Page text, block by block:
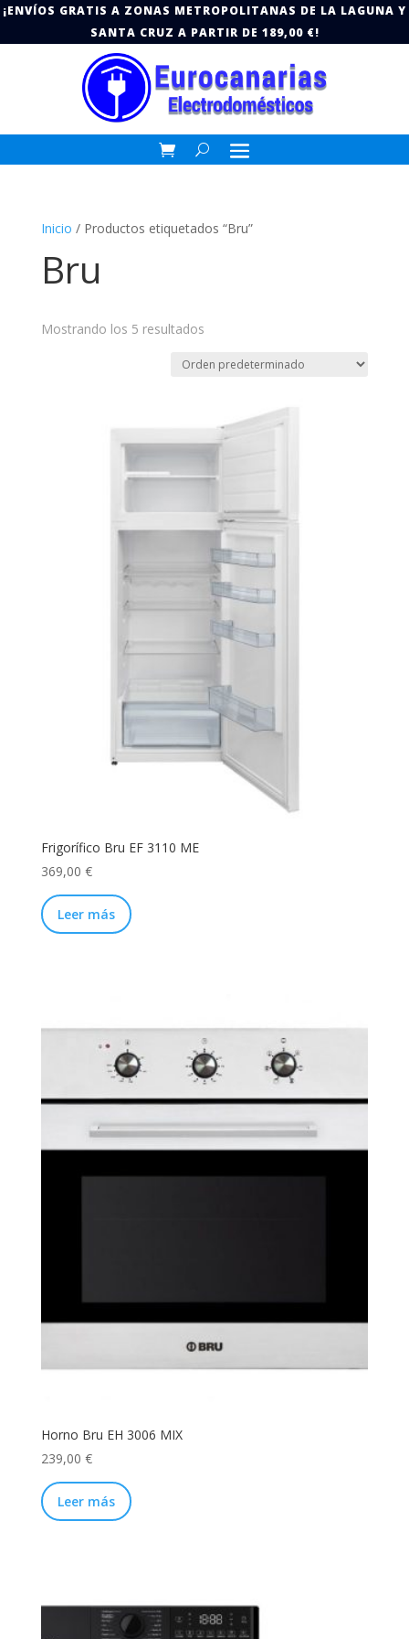
¡ENVÍOS GRATIS A ZONAS METROPOLITANAS DE LA LAGUNA Y
SANTA CRUZ A PARTIR DE 189,00 €!
Inicio / Productos etiquetados “Bru”
Bru
Mostrando los 5 resultados
Frigorífico Bru EF 3110 ME
369,00 €
Leer más
Horno Bru EH 3006 MIX
239,00 €
Leer más